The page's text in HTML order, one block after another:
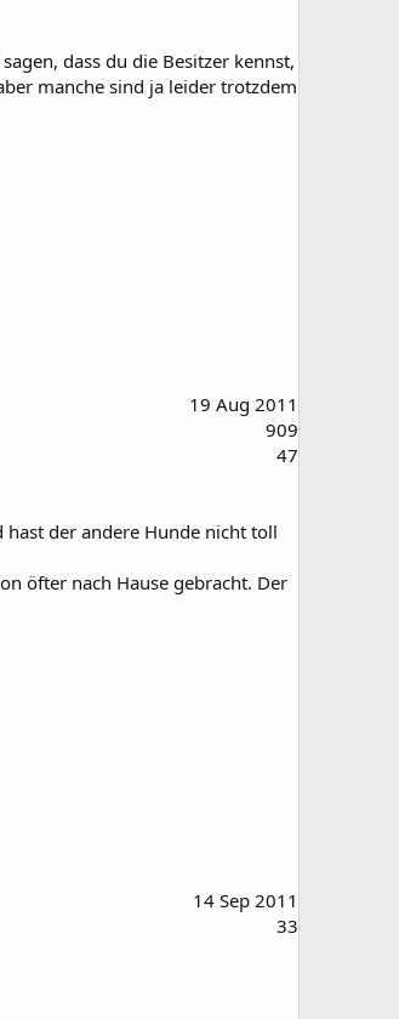
dass du die Besitzer kennst,
manche sind ja leider trotzdem
19 Aug 2011
909
47
hast der andere Hunde nicht toll
öfter nach Hause gebracht. Der
14 Sep 2011
33